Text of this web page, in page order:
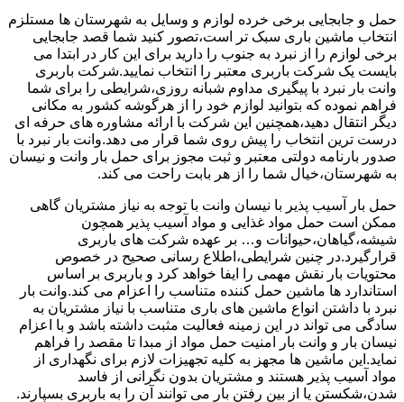
حمل و جابجایی برخی خرده لوازم و وسایل به شهرستان ها مستلزم
انتخاب ماشین باری سبک تر است،تصور کنید شما قصد جابجایی
برخی لوازم را از نبرد به جنوب را دارید برای این کار در ابتدا می
بایست یک شرکت باربری معتبر را انتخاب نمایید.شرکت باربری
وانت بار نبرد با پیگیری مداوم شبانه روزی،شرایطی را برای شما
فراهم نموده که بتوانید لوازم خود را از هرگوشه کشور به مکانی
دیگر انتقال دهید،همچنین این شرکت با ارائه مشاوره های حرفه ای
درست ترین انتخاب را پیش روی شما قرار می دهد.وانت بار نبرد با
صدور بارنامه دولتی معتبر و ثبت مجوز برای حمل بار وانت و نیسان
به شهرستان،خیال شما را از هر بابت راحت می کند.
حمل بار آسیب پذیر با نیسان وانت با توجه به نیاز مشتریان گاهی
ممکن است حمل مواد غذایی و مواد آسیب پذیر همچون
شیشه،گیاهان،حیوانات و… بر عهده شرکت های باربری
قرارگیرد.در چنین شرایطی،اطلاع رسانی صحیح در خصوص
محتویات بار نقش مهمی را ایفا خواهد کرد و باربری بر اساس
استاندارد ها ماشین حمل کننده متناسب را اعزام می کند.وانت بار
نبرد با داشتن انواع ماشین های باری متناسب با نیاز مشتریان به
سادگی می تواند در این زمینه فعالیت مثبت داشته باشد و با اعزام
نیسان بار و وانت بار امنیت حمل مواد از مبدا تا مقصد را فراهم
نماید.این ماشین ها مجهز به کلیه تجهیزات لازم برای نگهداری از
مواد آسیب پذیر هستند و مشتریان بدون نگرانی از فاسد
شدن،شکستن یا از بین رفتن بار می توانند آن را به باربری بسپارند.